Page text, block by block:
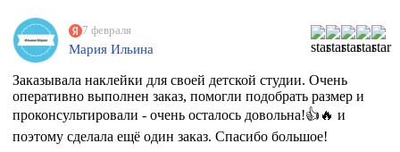
7 февраля
Мария Ильина
Заказывала наклейки для своей детской студии. Очень
оперативно выполнен заказ, помогли подобрать размер и
проконсультировали - очень осталось довольна!👍🔥 и
поэтому сделала ещё один заказ. Спасибо большое!